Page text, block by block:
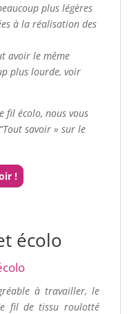
plus légères
à la réalisation des
avoir le même
plus lourde, voir
fil écolo, nous vous
savoir » sur le
!
écolo
à travailler, le
fil de tissu roulotté